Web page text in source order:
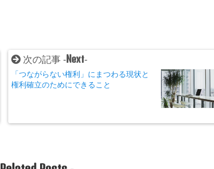
次の記事 - Next-
「つながらない権利」にまつわる現状と
権利確立のためにできること